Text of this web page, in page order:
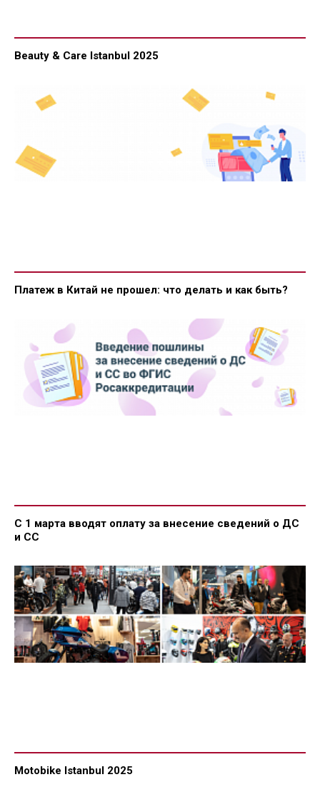
Beauty & Care Istanbul 2025
Платеж в Китай не прошел: что делать и как быть?
С 1 марта вводят оплату за внесение сведений о ДС
и СС
Motobike Istanbul 2025